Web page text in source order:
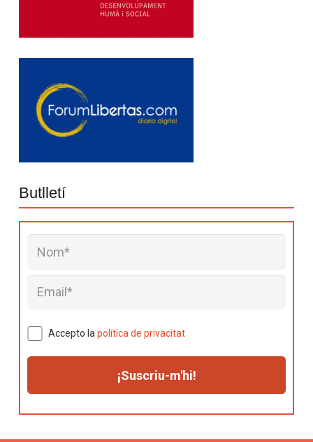
Butlletí
Accepto lapolítica de privacitat